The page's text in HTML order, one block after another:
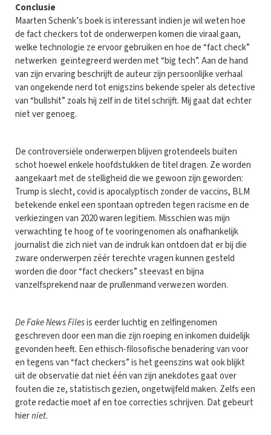
Conclusie
Maarten Schenk’s boek is interessant indien je wil weten hoe
de fact checkers tot de onderwerpen komen die viraal gaan,
welke technologie ze ervoor gebruiken en hoe de “fact check”
netwerken geïntegreerd werden met “big tech”. Aan de hand
van zijn ervaring beschrijft de auteur zijn persoonlijke verhaal
van ongekende nerd tot enigszins bekende speler als detective
van “bullshit” zoals hij zelf in de titel schrijft. Mij gaat dat echter
niet ver genoeg.
De controversiële onderwerpen blijven grotendeels buiten
schot hoewel enkele hoofdstukken de titel dragen. Ze worden
aangekaart met de stelligheid die we gewoon zijn geworden:
Trump is slecht, covid is apocalyptisch zonder de vaccins, BLM
betekende enkel een spontaan optreden tegen racisme en de
verkiezingen van 2020 waren legitiem. Misschien was mijn
verwachting te hoog of te vooringenomen als onafhankelijk
journalist die zich niet van de indruk kan ontdoen dat er bij die
zware onderwerpen zéér terechte vragen kunnen gesteld
worden die door “fact checkers” steevast en bijna
vanzelfsprekend naar de prullenmand verwezen worden.
De Fake News Filesis eerder luchtig en zelfingenomen
geschreven door een man die zijn roeping en inkomen duidelijk
gevonden heeft. Een ethisch-filosofische benadering van voor
en tegens van “fact checkers” is het geenszins wat ook blijkt
uit de observatie dat niet één van zijn anekdotes gaat over
fouten die ze, statistisch gezien, ongetwijfeld maken. Zelfs een
grote redactie moet af en toe correcties schrijven. Dat gebeurt
hierniet.